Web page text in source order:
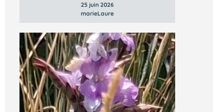
25 juin 2026
marieLaure
Vous n’êtes pas encore inscrit à Biolit ?